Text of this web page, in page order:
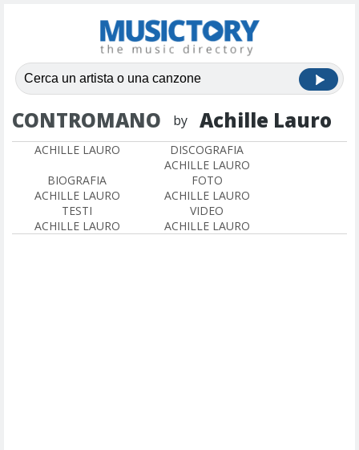
CONTROMANO by Achille Lauro
ACHILLE LAURO
DISCOGRAFIA
ACHILLE LAURO
BIOGRAFIA
ACHILLE LAURO
FOTO
ACHILLE LAURO
TESTI
ACHILLE LAURO
VIDEO
ACHILLE LAURO